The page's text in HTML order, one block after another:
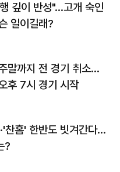
깊이 반성"…고개 숙인
일이길래?
말까지 전 경기 취소…
후 7시 경기 시작
찬홈' 한반도 빗겨간다…
?